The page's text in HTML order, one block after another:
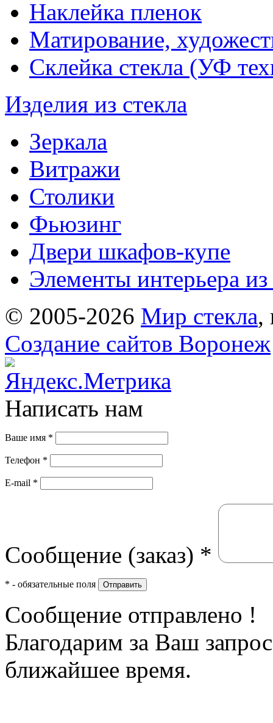
Наклейка пленок
Матирование,
Склейка стекла (УФ
Изделия из стекла
Зеркала
Витражи
Столики
Фьюзинг
Двери шкафов-купе
Элементы интерьера из
© 2005-2026 Мир стекла,
Создание сайтов Воронеж
Написать нам
Ваше имя *
Телефон *
E-mail *
Сообщение (заказ) *
* - обязательные поля Отправить
Сообщение отправлено !
Благодарим за Ваш
ближайшее время.